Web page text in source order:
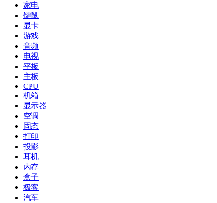
家电
键鼠
显卡
游戏
音频
电视
平板
主板
CPU
机箱
显示器
空调
固态
打印
投影
耳机
内存
盒子
极客
汽车